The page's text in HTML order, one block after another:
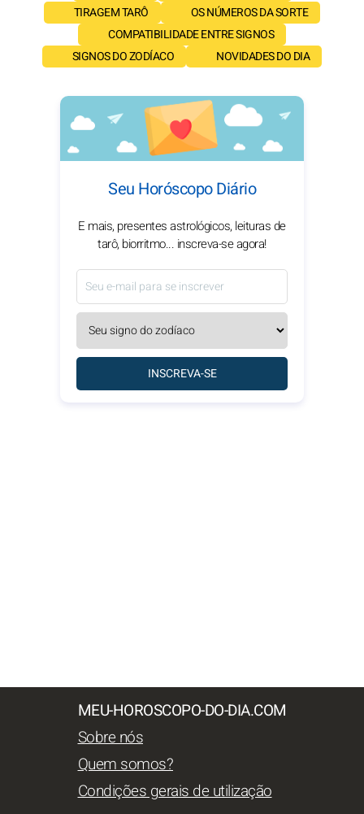
TIRAGEM TARÔ
OS NÚMEROS DA SORTE
COMPATIBILIDADE ENTRE SIGNOS
SIGNOS DO ZODÍACO
NOVIDADES DO DIA
Seu Horóscopo Diário
E mais, presentes astrológicos, leituras de
tarô, biorritmo... inscreva-se agora!
INSCREVA-SE
MEU-HOROSCOPO-DO-DIA.COM
Sobre nós
Quem somos?
Condições gerais de utilização